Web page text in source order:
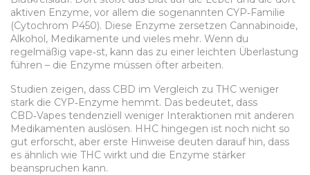
aktiven Enzyme, vor allem die sogenannten CYP‑Familie
(Cytochrom P450). Diese Enzyme zersetzen Cannabinoide,
Alkohol, Medikamente und vieles mehr. Wenn du
regelmäßig vape‑st, kann das zu einer leichten Überlastung
führen – die Enzyme müssen öfter arbeiten.
Studien zeigen, dass CBD im Vergleich zu THC weniger
stark die CYP‑Enzyme hemmt. Das bedeutet, dass
CBD‑Vapes tendenziell weniger Interaktionen mit anderen
Medikamenten auslösen. HHC hingegen ist noch nicht so
gut erforscht, aber erste Hinweise deuten darauf hin, dass
es ähnlich wie THC wirkt und die Enzyme stärker
beanspruchen kann.